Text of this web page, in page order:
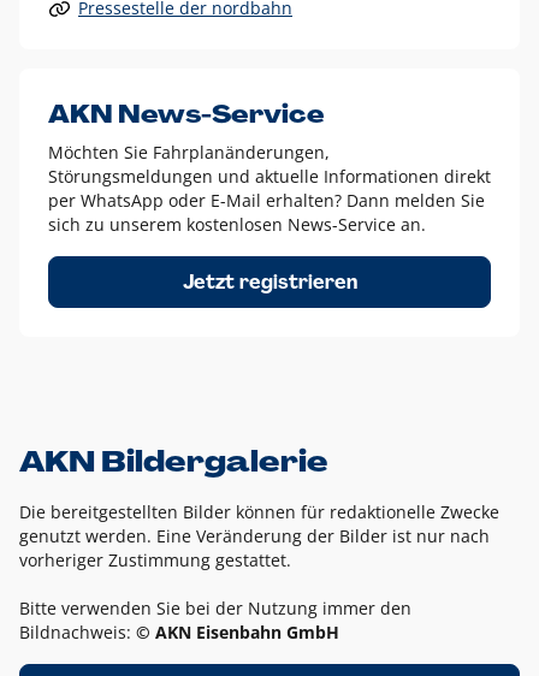
Alle anderen Logo-Varianten dürfen nur in Ausnahmefällen
Diese Ausnahmen sind zum Beispiel:
dem AKN Blau,
weißes Logo auf Fotohintergründen,
schwarzes Logo für reine Schwarz-Weiß-Umsetzungen
Um das Logo herum muss ein Schutzraum von jeweils einer
Höhe bzw. Breite des N aus AKN in alle Richtungen
Pressestelle der nordbahn
AKN News-Service
Möchten Sie Fahrplanänderungen,
Störungsmeldungen und aktuelle Informationen direkt
per WhatsApp oder E-Mail erhalten? Dann melden Sie
sich zu unserem kostenlosen News-Service an.
Jetzt registrieren
AKN Bildergalerie
Die bereitgestellten Bilder können für redaktionelle Zwecke
genutzt werden. Eine Veränderung der Bilder ist nur nach
vorheriger Zustimmung gestattet.
Bitte verwenden Sie bei der Nutzung immer den
Bildnachweis: © AKN Eisenbahn GmbH